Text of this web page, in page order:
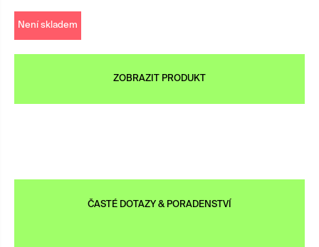
Není skladem
ZOBRAZIT PRODUKT
ČASTÉ DOTAZY & PORADENSTVÍ